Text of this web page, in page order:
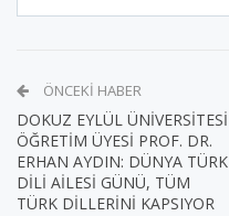
ÖNCEKI HABER
DOKUZ EYLÜL ÜNİVERSİTESİ
ÖĞRETİM ÜYESİ PROF. DR.
ERHAN AYDIN: DÜNYA TÜRK
DİLİ AİLESİ GÜNÜ, TÜM
TÜRK DİLLERİNİ KAPSIYOR